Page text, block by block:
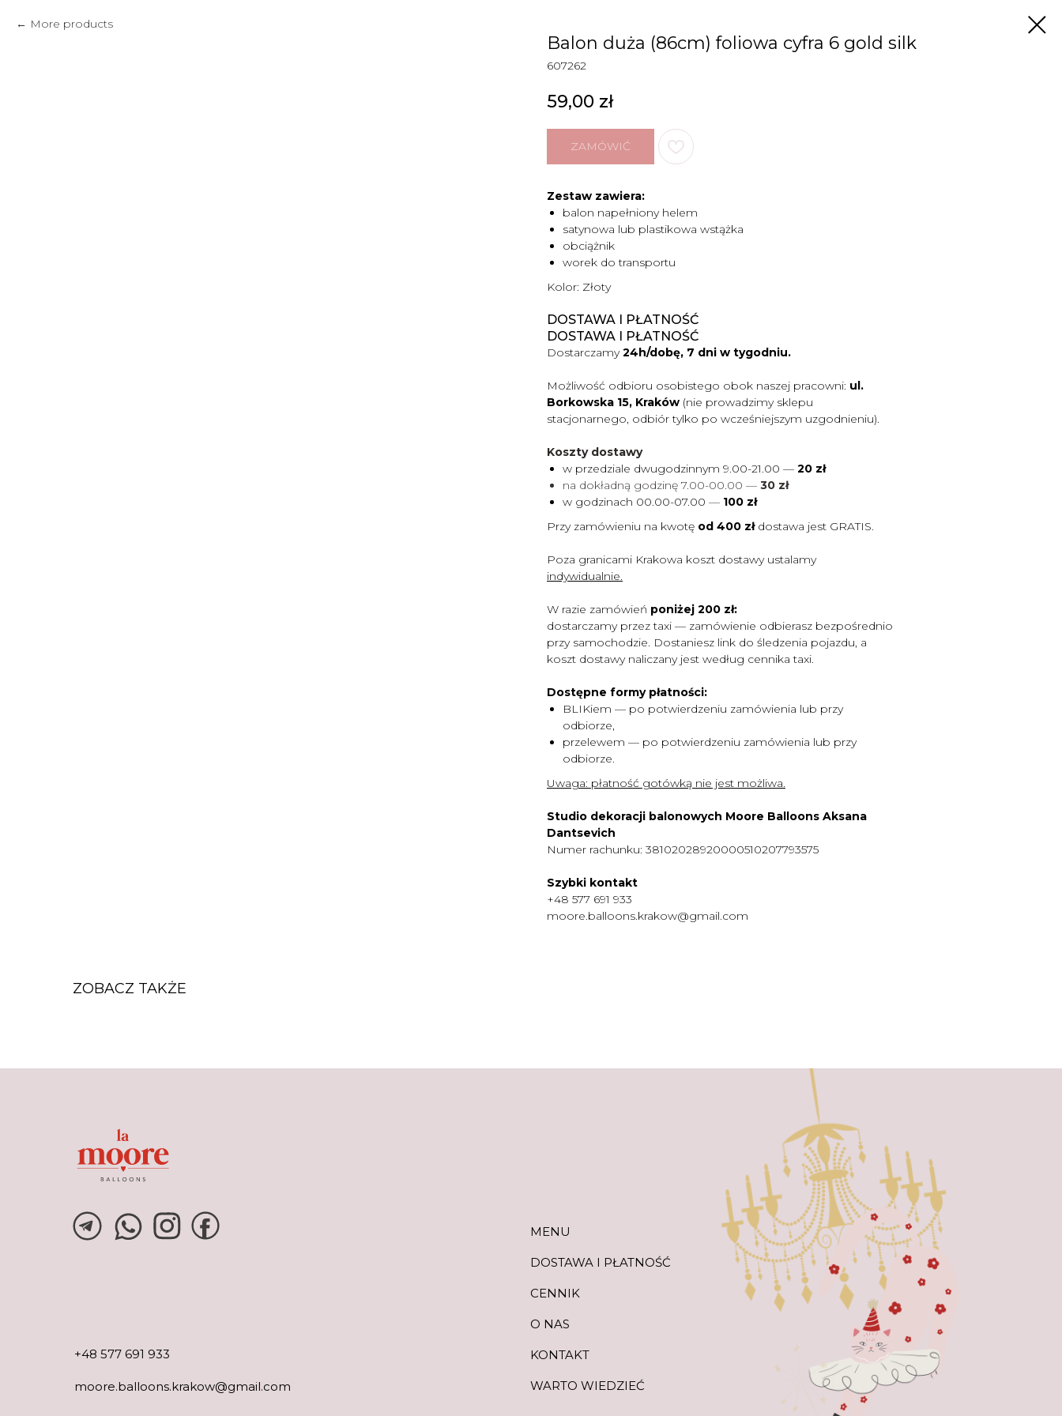
More products
Balon duża (86cm) foliowa cyfra 6 gold silk
607262
59,00 zł
ZAMÓWIĆ
Zestaw zawiera:
balon napełniony helem
satynowa lub plastikowa wstążka
obciążnik
worek do transportu
Kolor: Złoty
DOSTAWA I PŁATNOŚĆ
DOSTAWA I PŁATNOŚĆ
Dostarczamy24h/dobę, 7 dni w tygodniu.
Możliwość odbioru osobistego obok naszej pracowni: ul.
Borkowska 15, Kraków (nie prowadzimy sklepu
stacjonarnego, odbiór tylko po wcześniejszym uzgodnieniu).
Koszty dostawy
w przedziale dwugodzinnym 9.00-21.00 — 20 zł
na dokładną godzinę 7.00-00.00 — 30 zł
w godzinach 00.00-07.00 — 100 zł
Przy zamówieniu na kwotę od 400 zł dostawa jest GRATIS.
Poza granicami Krakowa koszt dostawy ustalamy
indywidualnie.
W razie zamówień poniżej 200 zł:
dostarczamy przez taxi — zamówienie odbierasz bezpośrednio
przy samochodzie. Dostaniesz link do śledzenia pojazdu, a
koszt dostawy naliczany jest według cennika taxi.
Dostępne formy płatności:
BLIKiem — po potwierdzeniu zamówienia lub przy
odbiorze,
przelewem — po potwierdzeniu zamówienia lub przy
odbiorze.
Uwaga: płatność gotówką nie jest możliwa.
Studio dekoracji balonowych Moore Balloons Aksana
Dantsevich
Numer rachunku: 38102028920000510207793575
Szybki kontakt
+48 577 691 933
moore.balloons.krakow@gmail.com
ZOBACZ TAKŻE
+48 577 691 933
moore.balloons.krakow@gmail.com
KONTAKT
O NAS
CENNIK
DOSTAWA I PŁATNOŚĆ
MENU
WARTO WIEDZIEĆ